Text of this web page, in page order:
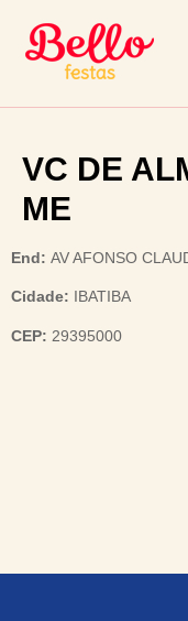
VC DE
ME
End: AV AFONSO
Cidade: IBATIBA
CEP: 29395000